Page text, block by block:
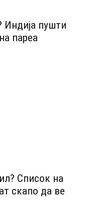
Индија пушти
пареа
Список на
скапо да ве